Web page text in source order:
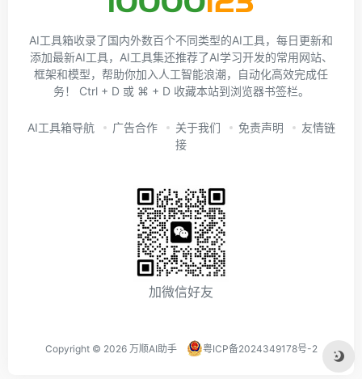
AI工具箱收录了国内外数百个不同类型的AI工具，每日更新和
添加最新AI工具，AI工具集还推荐了AI学习开发的常用网站、
框架和模型，帮助你加入人工智能浪潮，自动化高效完成任
务！ Ctrl + D 或 ⌘ + D 收藏本站到浏览器书签栏。
AI工具箱导航 广告合作 关于我们 免责声明
友情链
接
加微信好友
Copyright © 2026 万顺AI助手 粤ICP备2024349178号-2